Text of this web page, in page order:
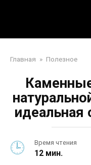
Главная » Полезное
идеальная
Время чтения
12 мин.